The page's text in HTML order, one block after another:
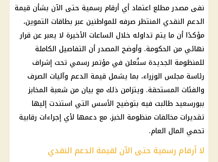
نفى مصدر مطلع اعتماد أي أرقام رسمية حتى الآن بشأن قيمة
الدعم النقدي المنتظر صرفه للمواطنين عبر بطاقات التموين،
مؤكدًا أن ما يتم تداوله خلال الساعات الأخيرة لا يعبر عن قرار
نهائي من الحكومة. وأوضح المصدر أن التفاصيل الكاملة
للمنظومة الجديدة ستُعلن في مؤتمر رسمي تحت إشراف
رئاسة مجلس الوزراء، بما يشمل قيمة الدعم وآليات الصرف
والفئات المستحقة. ويتزامن ذلك مع بيان من شعبة المخابز
ببورسعيد طالبت فيه بتوضيح الأسس التي استندت إليها
تقديرات مخالفات منظومة الخبز، مع دعمها لأي إجراءات رقابية
تحمي المال العام.
لا أرقام رسمية حتى الآن لقيمة الدعم النقدي